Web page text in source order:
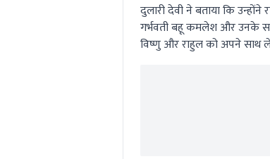
दुलारी देवी ने बताया कि
गर्भवती बहू कमलेश और उनके
विष्णु और राहुल को अपने साथ